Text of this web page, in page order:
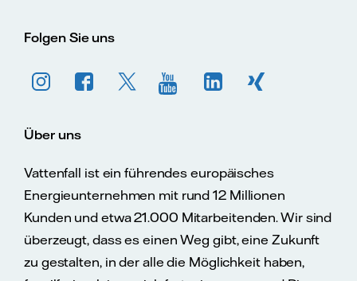
Folgen Sie uns
Über uns
Vattenfall ist ein führendes europäisches
Energieunternehmen mit rund 12 Millionen
Kunden und etwa 21.000 Mitarbeitenden. Wir sind
überzeugt, dass es einen Weg gibt, eine Zukunft
zu gestalten, in der alle die Möglichkeit haben,